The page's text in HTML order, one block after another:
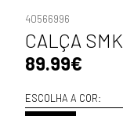
40566996
CALÇA
89.99€
ESCOLHA A COR: